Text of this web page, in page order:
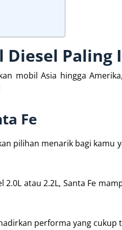
Diesel
mobil Asia hingga
Fe
pilihan menarik bagi kamu
2.0L atau 2.2L, Santa Fe
performa yang